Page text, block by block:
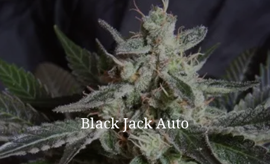
Black Jack Auto